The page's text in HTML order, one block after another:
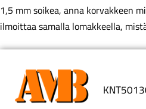
1,5 mm soikea, anna korvakkeen
ilmoittaa samalla lomakkeella,